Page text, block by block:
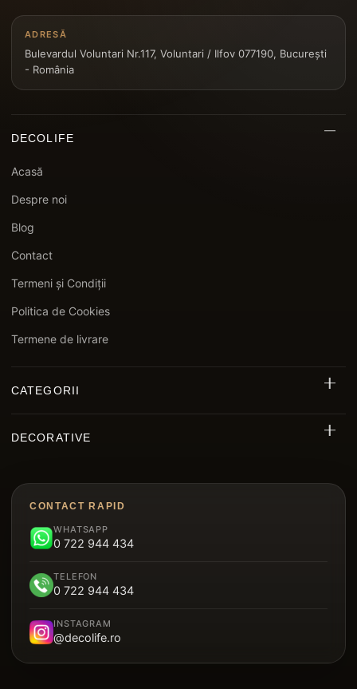
ADRESĂ
Bulevardul Voluntari Nr.117, Voluntari / Ilfov 077190, București
- România
DECOLIFE
Acasă
Despre noi
Blog
Contact
Termeni și Condiții
Politica de Cookies
Termene de livrare
CATEGORII
Panouri Decorative Cristal Carbon
Parchet SPC
Garduri
DECORATIVE
Brâu Decorative Duropolimer
Riflaje Polimer
Panou Sandwich Decorativ
CONTACT RAPID
WHATSAPP
0 722 944 434
TELEFON
0 722 944 434
INSTAGRAM
@decolife.ro